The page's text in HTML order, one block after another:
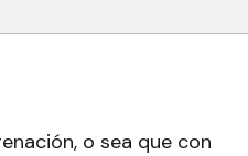
o sea que con